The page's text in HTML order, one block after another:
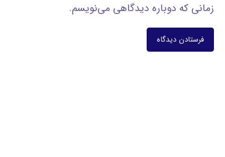
زمانی که دوباره دیدگاهی می‌نویسم.
فرستادن دیدگاه